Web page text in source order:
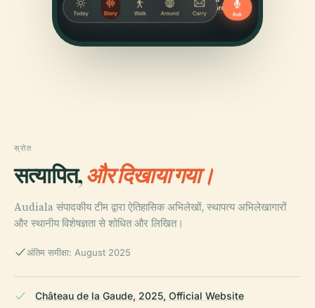
स्रोत
सत्यापित,और दिखाया गया।
Audiala संपादकीय टीम द्वारा ऐतिहासिक अभिलेखों, स्थापत्य अभिलेखागारों
और स्थानीय विशेषज्ञता से शोधित और लिखित।
अंतिम समीक्षा: August 2025
Château de la Gaude, 2025, Official Website